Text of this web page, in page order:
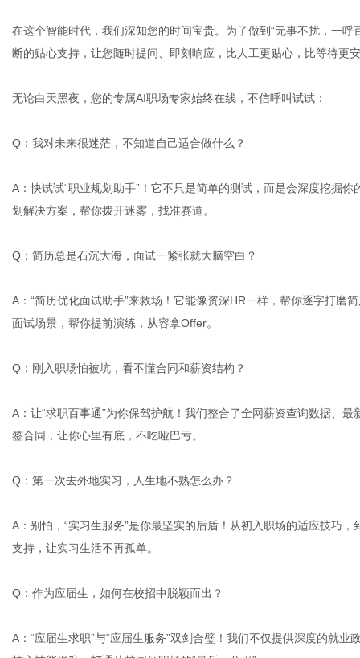
在这个智能时代，我们深知您的时间宝贵。为了做到“无事不扰，一
断的贴心支持，让您随时提问、即刻响应，比人工更贴心，比等待更
无论白天黑夜，您的专属AI职场专家始终在线，不信呼叫试试：
Q：我对未来很迷茫，不知道自己适合做什么？
A：快试试“职业规划助手”！它不只是简单的测试，而是会深度挖掘
划解决方案，帮你拨开迷雾，找准赛道。
Q：简历总是石沉大海，面试一紧张就大脑空白？
A：“简历优化面试助手”来救场！它能像资深HR一样，帮你逐字打磨
面试场景，帮你提前演练，从容拿Offer。
Q：刚入职场怕被坑，看不懂合同和薪资结构？
A：让“求职百事通”为你保驾护航！我们整合了全网薪资查询数据、最
签合同，让你心里有底，不吃哑巴亏。
Q：第一次去外地实习，人生地不熟怎么办？
A：别怕，“实习生服务”是你最坚实的后盾！从初入职场的适应技巧
支持，让实习生活不再孤单。
Q：作为应届生，如何在校招中脱颖而出？
A：“应届生求职”与“应届生服务”双剑合璧！我们不仅提供深度的就